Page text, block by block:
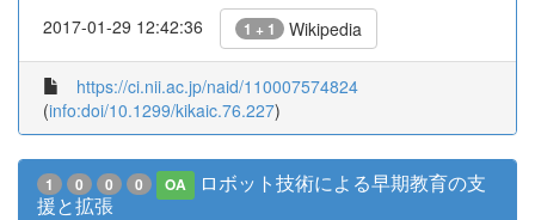
2017-01-29 12:42:36 1 + 1 Wikipedia
https://ci.nii.ac.jp/naid/110007574824
(info:doi/10.1299/kikaic.76.227)
1 0 0 0 OA
ロボット技術による早期教育の支
援と拡張